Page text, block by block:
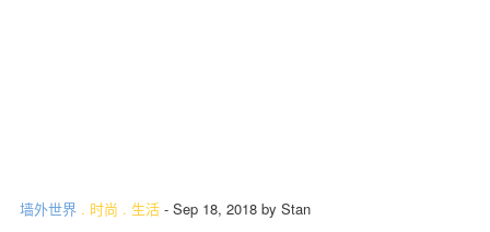
墙外世界 . 时尚 . 生活 - Sep 18, 2018 by Stan